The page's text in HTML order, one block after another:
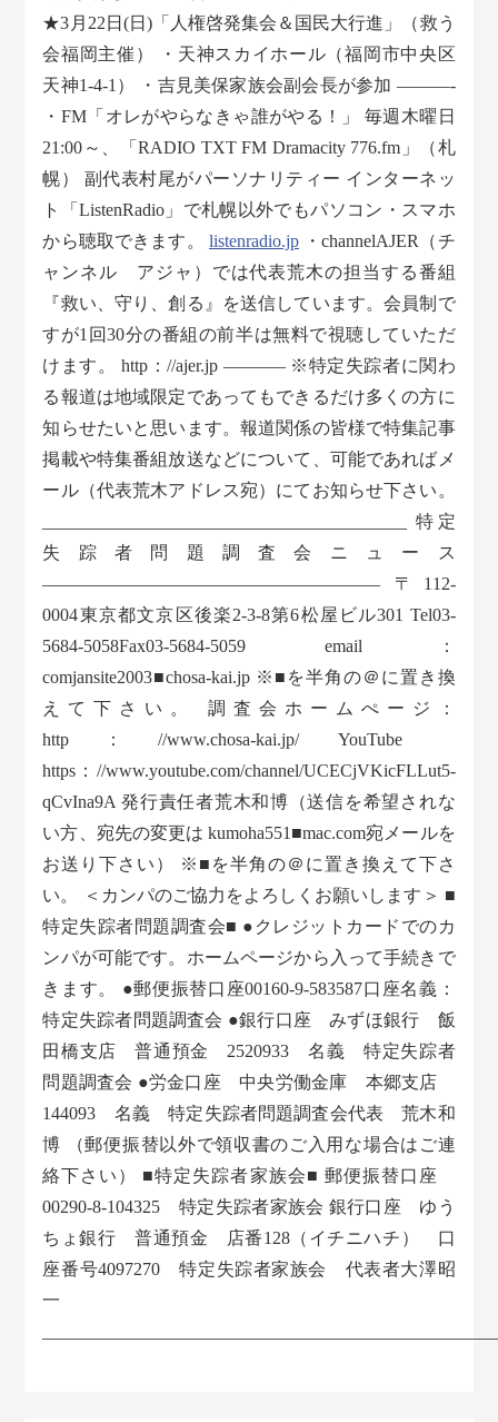
★3月22日(日)「人権啓発集会＆国民大行進」（救う
会福岡主催） ・天神スカイホール（福岡市中央区
天神1-4-1） ・吉見美保家族会副会長が参加 ———-
・FM「オレがやらなきゃ誰がやる！」 毎週木曜日
21:00～、「RADIO TXT FM Dramacity 776.fm」（札
幌） 副代表村尾がパーソナリティー インターネッ
ト「ListenRadio」で札幌以外でもパソコン・スマホ
から聴取できます。 listenradio.jp・channelAJER（チ
ャンネル アジャ）では代表荒木の担当する番組
『救い、守り、創る』を送信しています。会員制で
すが1回30分の番組の前半は無料で視聴していただ
けます。 http：//ajer.jp ———– ※特定失踪者に関わ
る報道は地域限定であってもできるだけ多くの方に
知らせたいと思います。報道関係の皆様で特集記事
掲載や特集番組放送などについて、可能であればメ
ール（代表荒木アドレス宛）にてお知らせ下さい。
_________________________________________ 特定
失踪者問題調査会ニュース
——————————————————— 〒112-
0004東京都文京区後楽2-3-8第6松屋ビル301 Tel03-
5684-5058Fax03-5684-5059 email：
comjansite2003■chosa-kai.jp ※■を半角の＠に置き換
えて下さい。 調査会ホームぺージ：
http：//www.chosa-kai.jp/ YouTube
https：//www.youtube.com/channel/UCECjVKicFLLut5-
qCvIna9A 発行責任者荒木和博（送信を希望されな
い方、宛先の変更は kumoha551■mac.com宛メールを
お送り下さい） ※■を半角の＠に置き換えて下さ
い。 ＜カンパのご協力をよろしくお願いします＞ ■
特定失踪者問題調査会■ ●クレジットカードでのカ
ンパが可能です。ホームページから入って手続きで
きます。 ●郵便振替口座00160-9-583587口座名義：
特定失踪者問題調査会 ●銀行口座 みずほ銀行 飯
田橋支店 普通預金 2520933 名義 特定失踪者
問題調査会 ●労金口座 中央労働金庫 本郷支店
144093 名義 特定失踪者問題調査会代表 荒木和
博 （郵便振替以外で領収書のご入用な場合はご連
絡下さい） ■特定失踪者家族会■ 郵便振替口座
00290-8-104325 特定失踪者家族会 銀行口座 ゆう
ちょ銀行 普通預金 店番128（イチニハチ） 口
座番号4097270 特定失踪者家族会 代表者大澤昭
一